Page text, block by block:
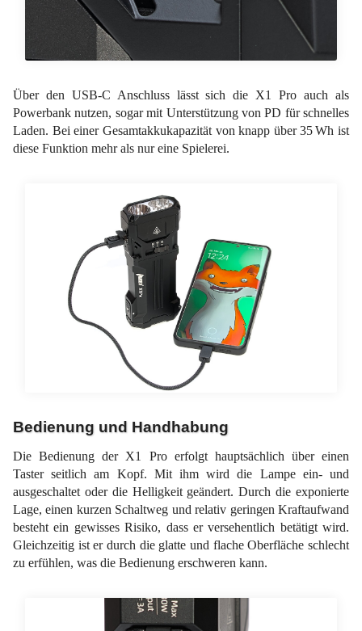
Über den USB-C Anschluss lässt sich die X1 Pro auch als
Powerbank nutzen, sogar mit Unterstützung von PD für schnelles
Laden. Bei einer Gesamtakkukapazität von knapp über 35 Wh ist
diese Funktion mehr als nur eine Spielerei.
Bedienung und Handhabung
Die Bedienung der X1 Pro erfolgt hauptsächlich über einen
Taster seitlich am Kopf. Mit ihm wird die Lampe ein- und
ausgeschaltet oder die Helligkeit geändert. Durch die exponierte
Lage, einen kurzen Schaltweg und relativ geringen Kraftaufwand
besteht ein gewisses Risiko, dass er versehentlich betätigt wird.
Gleichzeitig ist er durch die glatte und flache Oberfläche schlecht
zu erfühlen, was die Bedienung erschweren kann.